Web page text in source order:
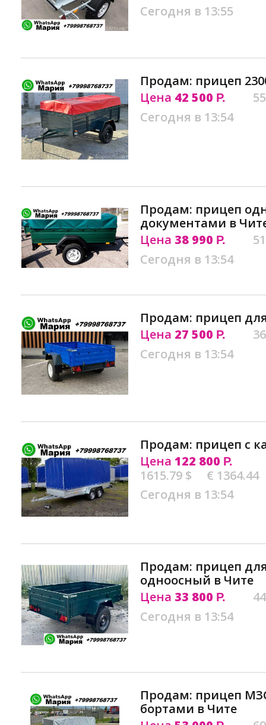
Сегодня в 13:55
Продам: прицеп
Цена 42 500 Р.
Сегодня в 13:54
Продам: прицеп
документами в
Цена 38 990 Р.
Сегодня в 13:54
Продам: прицеп
Цена 27 500 Р.
Сегодня в 13:54
Продам: прицеп с
Цена 122 800 Р.
1615.79 $
€ 1364.44
Сегодня в 13:54
Продам: прицеп
одноосный в Чите
Цена 33 800 Р.
Сегодня в 13:54
Продам: прицеп
бортами в Чите